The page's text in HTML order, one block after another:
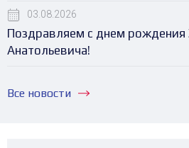
03.08.2026
Поздравляем с днем рождения
Анатольевича!
Все новости